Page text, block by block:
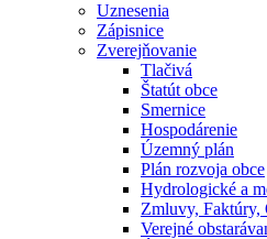
Uznesenia
Zápisnice
Zverejňovanie
Tlačivá
Štatút obce
Smernice
Hospodárenie
Územný plán
Plán rozvoja obce
Hydrologické a
Zmluvy, Faktúry,
Verejné